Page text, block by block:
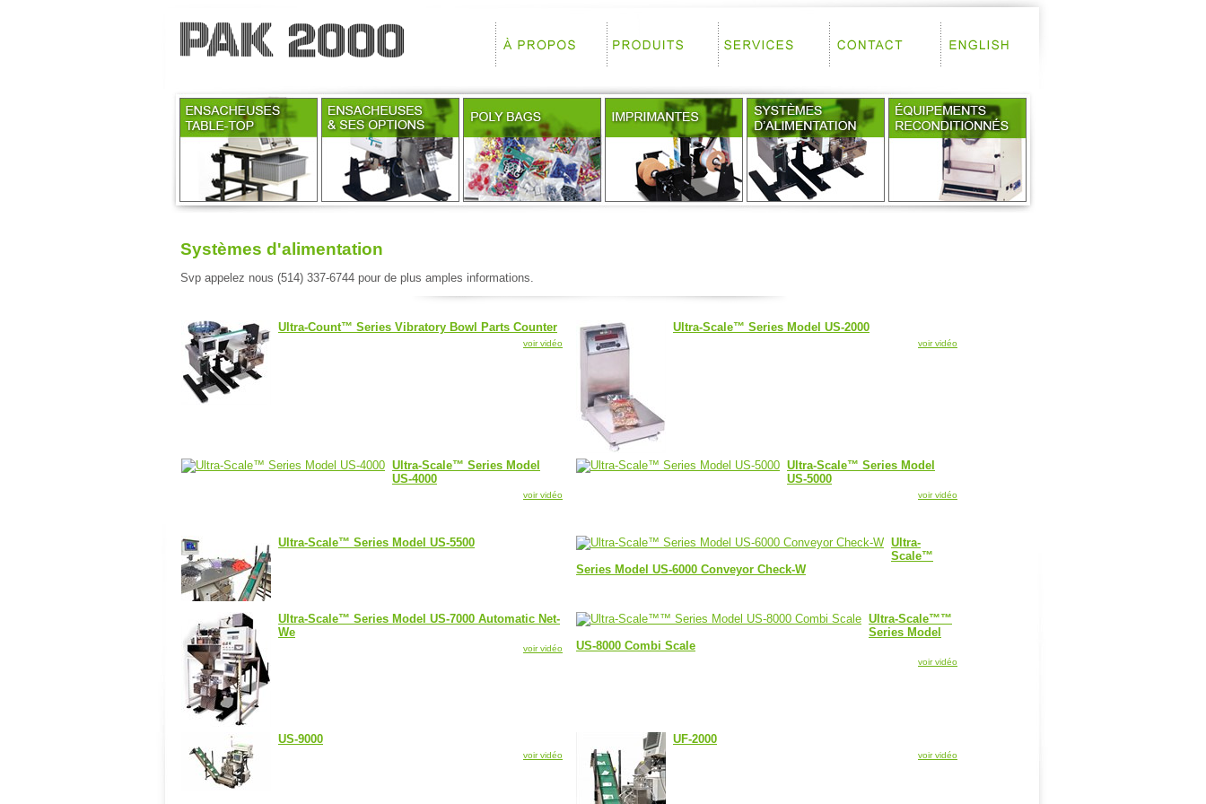
Systèmes d'alimentation
Svp appelez nous (514) 337-6744 pour de plus amples informations.
Ultra-Count™ Series Vibratory Bowl Parts Counter
voir vidéo
Ultra-Scale™ Series Model US-2000
voir vidéo
Ultra-Scale™ Series Model
US-4000
voir vidéo
Ultra-Scale™ Series Model
US-5000
voir vidéo
Ultra-Scale™ Series Model US-5500
Ultra-
Scale™
Series Model US-6000 Conveyor Check-W
Ultra-Scale™ Series Model US-7000 Automatic Net-
We
voir vidéo
Ultra-Scale™™
Series Model
US-8000 Combi Scale
voir vidéo
US-9000
voir vidéo
UF-2000
voir vidéo